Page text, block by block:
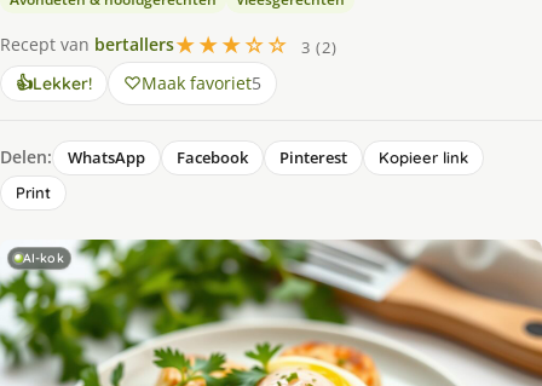
Recept van bertallers★★★☆☆
3 (2)
👍Lekker! Maak favoriet5
Delen: WhatsApp Facebook Pinterest
Kopieer link
Print
AI-kok